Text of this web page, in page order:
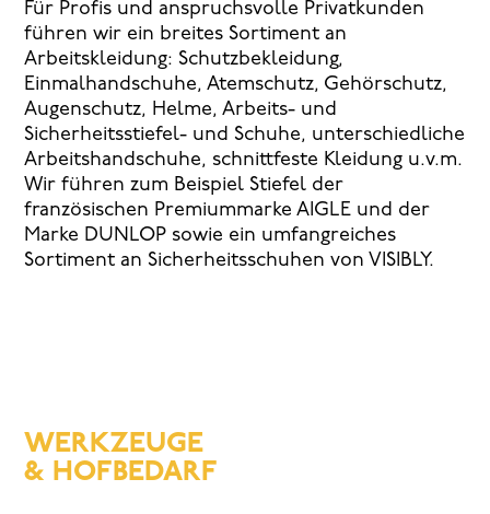
Für Profis und anspruchsvolle Privatkunden
führen wir ein breites Sortiment an
Arbeitskleidung: Schutzbekleidung,
Einmalhandschuhe, Atemschutz, Gehörschutz,
Augenschutz, Helme, Arbeits- und
Sicherheitsstiefel- und Schuhe, unterschiedliche
Arbeitshandschuhe, schnittfeste Kleidung u.v.m.
Wir führen zum Beispiel Stiefel der
französischen Premiummarke AIGLE und der
Marke DUNLOP sowie ein umfangreiches
Sortiment an Sicherheitsschuhen von VISIBLY.
WERKZEUGE
& HOFBEDARF